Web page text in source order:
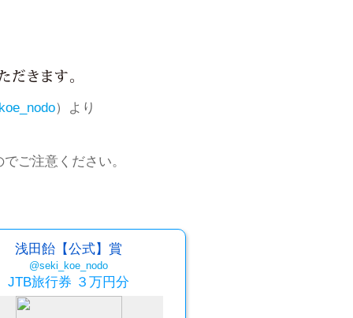
）より
ご注意ください。
浅田飴【公式】賞
@seki_koe_nodo
JTB旅行券 ３万円分